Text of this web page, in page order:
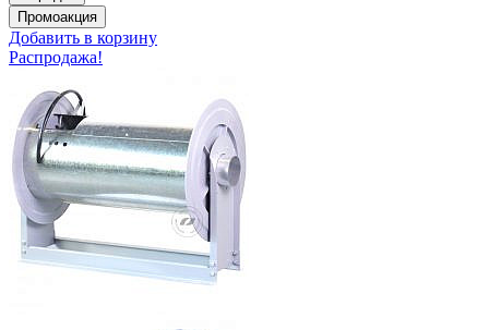
Добавить в корзину
Распродажа!